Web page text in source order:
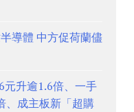
導體 中方促荷蘭儘
升逾1.6倍、一手
成主板新「超購